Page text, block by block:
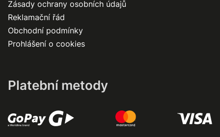
Zásady ochrany osobních údajů
Reklamační řád
Obchodní podmínky
Prohlášení o cookies
Platební metody